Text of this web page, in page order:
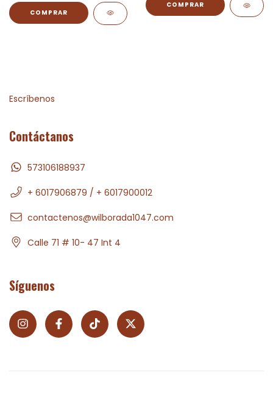
Escríbenos
Contáctanos
573106188937
+ 6017906879 / + 6017900012
contactenos@wilborada1047.com
Calle 71 # 10- 47 Int 4
Síguenos